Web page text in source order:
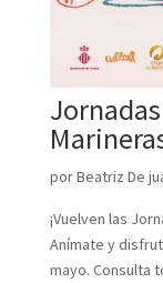
porBeatriz De
¡Vuelven las
Anímate y
mayo. Consulta